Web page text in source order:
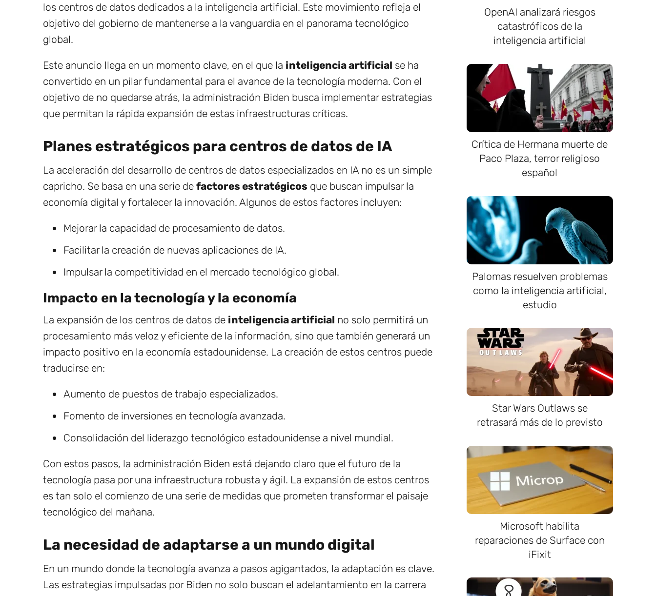
los centros de datos dedicados a la inteligencia artificial. Este movimiento refleja el
objetivo del gobierno de mantenerse a la vanguardia en el panorama tecnológico
global.
Este anuncio llega en un momento clave, en el que la inteligencia artificial se ha
convertido en un pilar fundamental para el avance de la tecnología moderna. Con el
objetivo de no quedarse atrás, la administración Biden busca implementar estrategias
que permitan la rápida expansión de estas infraestructuras críticas.
Planes estratégicos para centros de datos de IA
La aceleración del desarrollo de centros de datos especializados en IA no es un simple
capricho. Se basa en una serie de factores estratégicos que buscan impulsar la
economía digital y fortalecer la innovación. Algunos de estos factores incluyen:
Mejorar la capacidad de procesamiento de datos.
Facilitar la creación de nuevas aplicaciones de IA.
Impulsar la competitividad en el mercado tecnológico global.
Impacto en la tecnología y la economía
La expansión de los centros de datos de inteligencia artificial no solo permitirá un
procesamiento más veloz y eficiente de la información, sino que también generará un
impacto positivo en la economía estadounidense. La creación de estos centros puede
traducirse en:
Aumento de puestos de trabajo especializados.
Fomento de inversiones en tecnología avanzada.
Consolidación del liderazgo tecnológico estadounidense a nivel mundial.
Con estos pasos, la administración Biden está dejando claro que el futuro de la
tecnología pasa por una infraestructura robusta y ágil. La expansión de estos centros
es tan solo el comienzo de una serie de medidas que prometen transformar el paisaje
tecnológico del mañana.
La necesidad de adaptarse a un mundo digital
En un mundo donde la tecnología avanza a pasos agigantados, la adaptación es clave.
Las estrategias impulsadas por Biden no solo buscan el adelantamiento en la carrera
OpenAI analizará riesgos
catastróficos de la
inteligencia artificial
Crítica de Hermana muerte de
Paco Plaza, terror religioso
español
Palomas resuelven problemas
como la inteligencia artificial,
estudio
Star Wars Outlaws se
retrasará más de lo previsto
Microsoft habilita
reparaciones de Surface con
iFixit